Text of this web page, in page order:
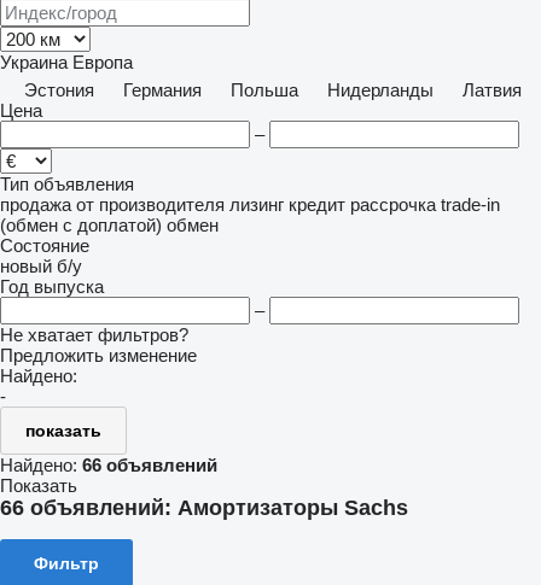
Украина Европа
Эстония
Германия Польша Нидерланды
Латвия
Цена
–
Тип объявления
продажа от производителя лизинг кредит рассрочка trade-in
(обмен с доплатой) обмен
Состояние
новый б/у
Год выпуска
–
Не хватает фильтров?
Предложить изменение
Найдено:
-
показать
Найдено: 66 объявлений
Показать
66 объявлений: Амортизаторы Sachs
Фильтр